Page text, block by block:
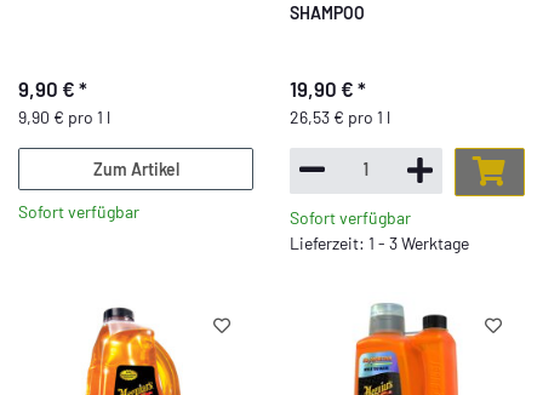
9,90 € *
9,90 € pro 1 l
Zum Artikel
Sofort verfügbar
SHAMPOO
19,90 € *
26,53 € pro 1 l
Sofort verfügbar
Lieferzeit: 1 - 3 Werktage